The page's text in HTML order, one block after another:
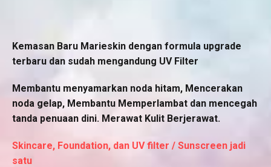
Kemasan Baru Marieskin dengan formula upgrade
terbaru dan sudah mengandung UV Filter
Membantu menyamarkan noda hitam, Mencerakan
noda gelap, Membantu Memperlambat dan mencegah
tanda penuaan dini. Merawat Kulit Berjerawat.
Skincare, Foundation, dan UV filter / Sunscreen jadi
satu